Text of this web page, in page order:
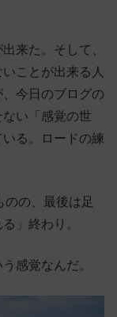
来た。そして、
ことが出来る人
今日のブログの
い「感覚の世
る。ロードの練
のの、最後は足
」終わり。
感覚なんだ。